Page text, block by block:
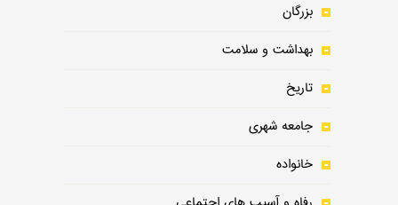
بزرگان
بهداشت و سلامت
تاریخ
جامعه شهری
خانواده